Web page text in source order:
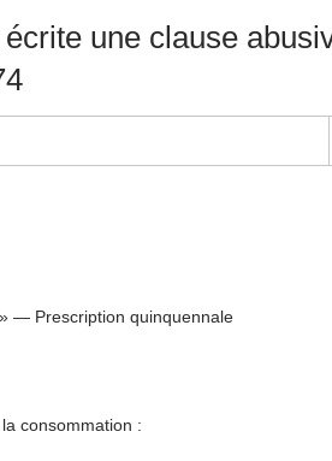
une clause
— Prescription quinquennale
consommation :